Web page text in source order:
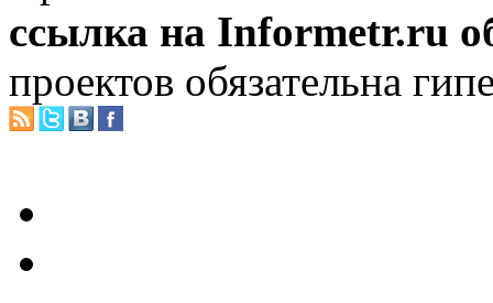
ссылка на Informetr.ru
проектов обязательна